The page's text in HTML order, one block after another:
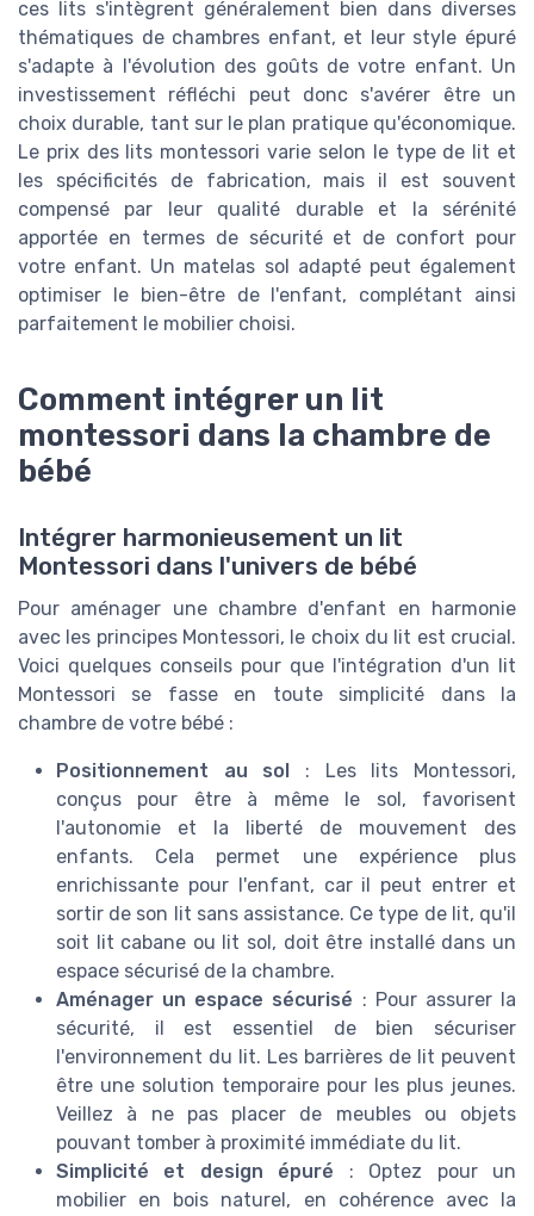
ces lits s'intègrent généralement bien dans diverses
thématiques de chambres enfant, et leur style épuré
s'adapte à l'évolution des goûts de votre enfant. Un
investissement réfléchi peut donc s'avérer être un
choix durable, tant sur le plan pratique qu'économique.
Le prix des lits montessori varie selon le type de lit et
les spécificités de fabrication, mais il est souvent
compensé par leur qualité durable et la sérénité
apportée en termes de sécurité et de confort pour
votre enfant. Un matelas sol adapté peut également
optimiser le bien-être de l'enfant, complétant ainsi
parfaitement le mobilier choisi.
Comment intégrer un lit
montessori dans la chambre de
bébé
Intégrer harmonieusement un lit
Montessori dans l'univers de bébé
Pour aménager une chambre d'enfant en harmonie
avec les principes Montessori, le choix du lit est crucial.
Voici quelques conseils pour que l'intégration d'un lit
Montessori se fasse en toute simplicité dans la
chambre de votre bébé :
Positionnement au sol : Les lits Montessori,
conçus pour être à même le sol, favorisent
l'autonomie et la liberté de mouvement des
enfants. Cela permet une expérience plus
enrichissante pour l'enfant, car il peut entrer et
sortir de son lit sans assistance. Ce type de lit, qu'il
soit lit cabane ou lit sol, doit être installé dans un
espace sécurisé de la chambre.
Aménager un espace sécurisé : Pour assurer la
sécurité, il est essentiel de bien sécuriser
l'environnement du lit. Les barrières de lit peuvent
être une solution temporaire pour les plus jeunes.
Veillez à ne pas placer de meubles ou objets
pouvant tomber à proximité immédiate du lit.
Simplicité et design épuré : Optez pour un
mobilier en bois naturel, en cohérence avec la